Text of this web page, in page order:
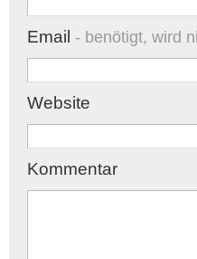
Email - benötigt, wird
Website
Kommentar